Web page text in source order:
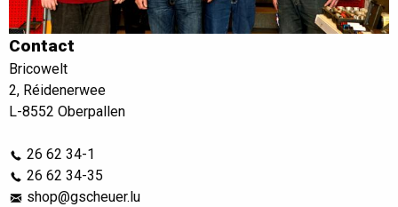
Contact
Bricowelt
2, Réidenerwee
L-8552 Oberpallen
26 62 34-1
26 62 34-35
shop@gscheuer.lu